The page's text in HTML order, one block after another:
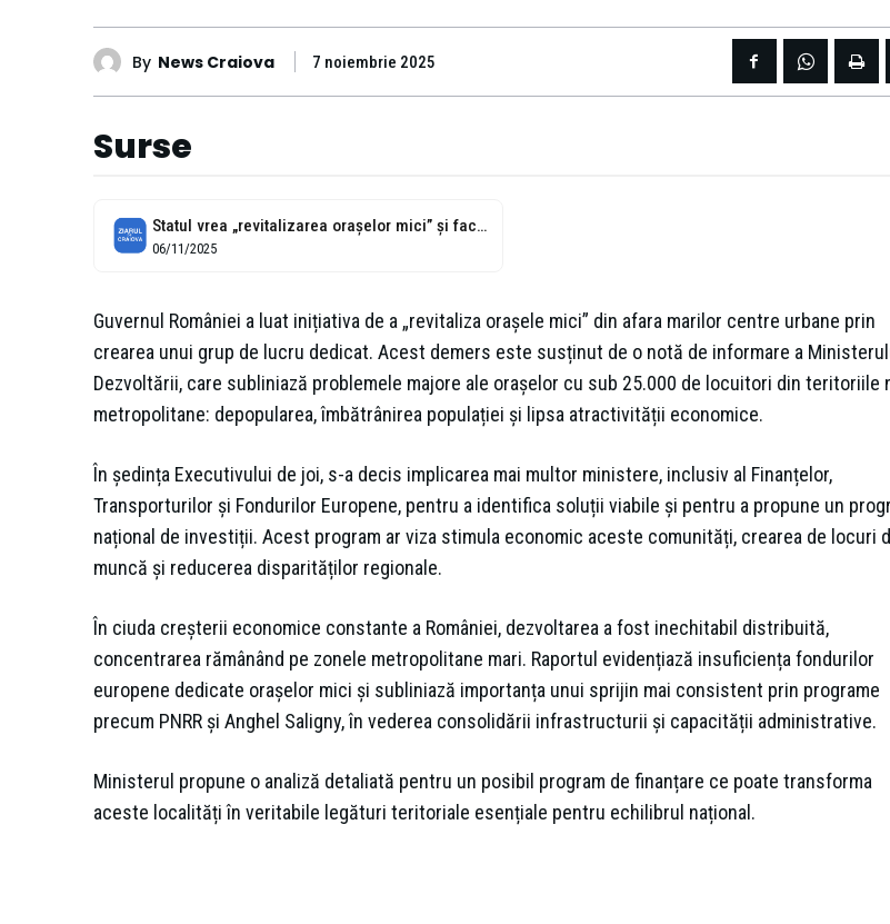
By News Craiova 7 noiembrie 2025
Surse
Statul vrea „revitalizarea orașelor mici” și face un grup de lucru
06/11/2025
Guvernul României a luat inițiativa de a „revitaliza orașele mici” din afara marilor centre urbane prin
crearea unui grup de lucru dedicat. Acest demers este susținut de o notă de informare a
Dezvoltării, care subliniază problemele majore ale orașelor cu sub 25.000 de locuitori din teritoriile
metropolitane: depopularea, îmbătrânirea populației și lipsa atractivității economice.
În ședința Executivului de joi, s-a decis implicarea mai multor ministere, inclusiv al Finanțelor,
Transporturilor și Fondurilor Europene, pentru a identifica soluții viabile și pentru a propune un
național de investiții. Acest program ar viza stimula economic aceste comunități, crearea de locuri
muncă și reducerea disparităților regionale.
În ciuda creșterii economice constante a României, dezvoltarea a fost inechitabil distribuită,
concentrarea rămânând pe zonele metropolitane mari. Raportul evidențiază insuficiența fondurilor
europene dedicate orașelor mici și subliniază importanța unui sprijin mai consistent prin programe
precum PNRR și Anghel Saligny, în vederea consolidării infrastructurii și capacității administrative.
Ministerul propune o analiză detaliată pentru un posibil program de finanțare ce poate transforma
aceste localități în veritabile legături teritoriale esențiale pentru echilibrul național.